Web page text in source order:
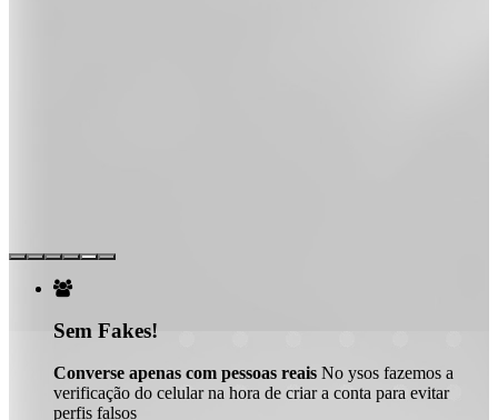

Sem Fakes!
Converse apenas com pessoas reais No ysos fazemos a
verificação do celular na hora de criar a conta para evitar
perfis falsos